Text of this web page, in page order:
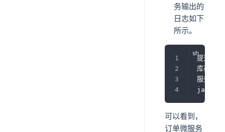
务输出的
日志如下
所示。
提交订
库存扣减
服务器抛
可以看到，
订单微服务